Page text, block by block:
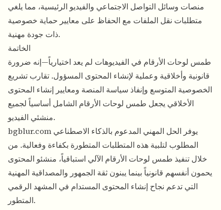
منصات وسائل التواصل الاجتماعي والفيديو الرئيسية، مما يلغي
متطلبات نقل الملفات مع الحفاظ على معايير حماية خصوصية
ذات جودة مهنية.
الخاتمة
طمس لوحات الأرقام في الفيديوهات لم يعد اختيارياً—إنه ضرورة
قانونية وأخلاقية وعملية لإنشاء المحتوى المسؤول. تقارب تشريع
الخصوصية المتوسع وإنفاذ سياسة المنصة ومعايير إنشاء المحتوى
الأخلاقي يجعل طمس لوحات الأرقام الشامل أساسياً لجميع
منشئي الفيديو.
bgblur.com يوفر الحل المهني المدعوم بالذكاء الاصطناعي
المطلوب لتلبية هذه المتطلبات المتطورة بكفاءة وفعالية. من
خلال تنفيذ طمس لوحات الأرقام الآلي استباقياً، منشئو المحتوى
يحمون أنفسهم قانونياً بينما يبنون ثقة الجمهور والمصداقية المهنية
التي تدعم نجاح إنشاء المحتوى المستدام في المشهد الرقمي
المتطور.